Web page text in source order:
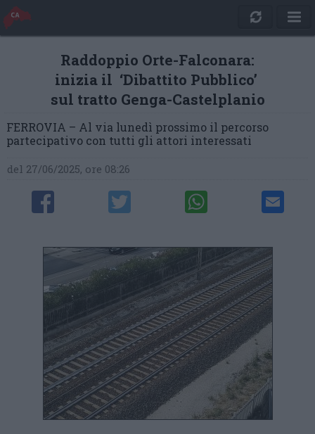
Raddoppio Orte-Falconara:
inizia il ‘Dibattito Pubblico’
sul tratto Genga-Castelplanio
FERROVIA – Al via lunedì prossimo il percorso
partecipativo con tutti gli attori interessati
del 27/06/2025, ore 08:26